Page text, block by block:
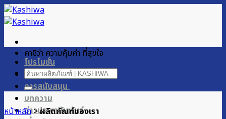
ข้าม
ไป
เนื้อหา
โปรโมชั่น
ผลิตภัณฑ์ของเรา
การสนับสนุน
บทความ
ข่าวประชาสัมพันธ์
คาชิว่า ความคุ้มค่า ที่สุขใจ
ค้นหา:
หน้าหลัก>ผลิตภัณฑ์ของเรา